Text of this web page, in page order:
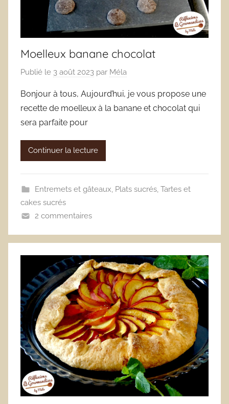
Moelleux banane chocolat
Publié le 3 août 2023 par Méla
Bonjour à tous, Aujourd’hui, je vous propose une
recette de moelleux à la banane et chocolat qui
sera parfaite pour
Continuer la lecture
Entremets et gâteaux Plats sucrés, Tartes et
cakes sucrés
2 commentaires